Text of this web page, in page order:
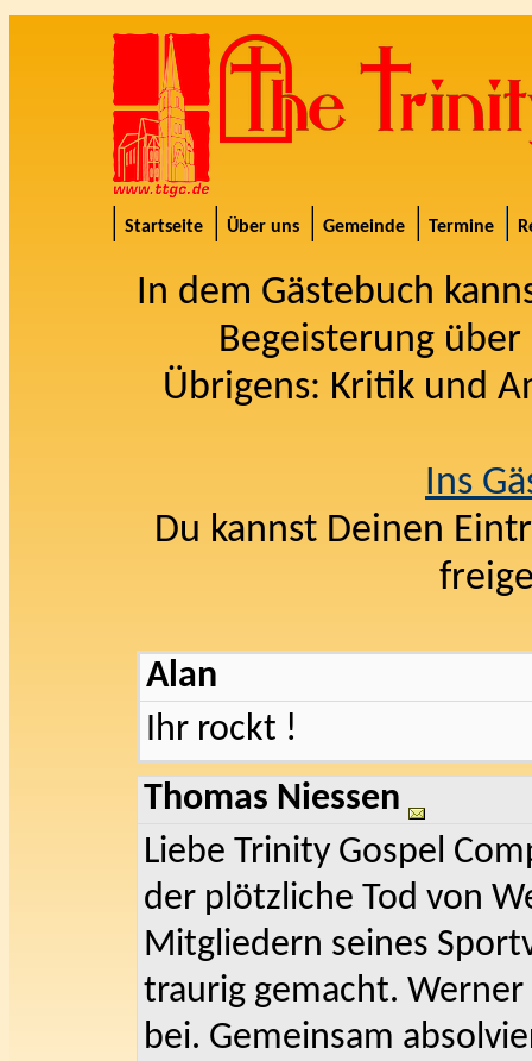
Startseite Über uns Gemeinde Termine
In dem Gästebuch
Begeisterung
Übrigens: Kritik und
Ins
Du kannst Deinen
Alan
Ihr rockt !
Thomas Niessen
Liebe Trinity Gospel
der plötzliche Tod von
Mitgliedern seines
traurig gemacht.
bei. Gemeinsam